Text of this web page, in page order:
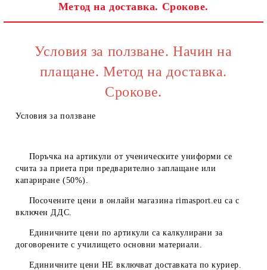
Съгласен съм сПолитиката за лични данни
Метод на доставка. Срокове.
Условия за ползване. Начин на
плащане. Метод на доставка.
Срокове.
Условия за ползване
Поръчка на артикули от ученическите униформи се
счита за приета при предварително заплащане или
капариране (50%).
Посочените цени в онлайн магазина rimasport.eu са с
включен ДДС.
Единичните цени по артикули са калкулирани за
договорените с училището основни материали.
Единичните цени НЕвключват доставката по куриер.